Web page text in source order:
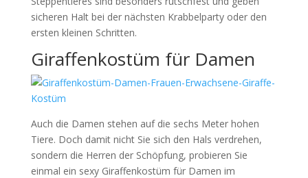
sicheren Halt bei der nächsten Krabbelparty oder den
ersten kleinen Schritten.
Giraffenkostüm für Damen
Auch die Damen stehen auf die sechs Meter hohen
Tiere. Doch damit nicht Sie sich den Hals verdrehen,
sondern die Herren der Schöpfung, probieren Sie
einmal ein sexy Giraffenkostüm für Damen im